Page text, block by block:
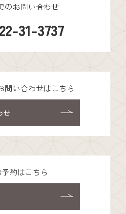
のお問い合わせ
31-3737
問い合わせはこちら
せ
約はこちら